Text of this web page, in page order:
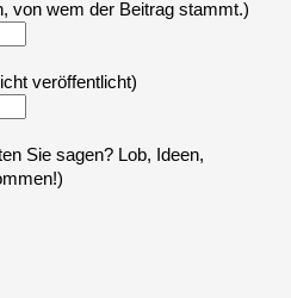
von wem der Beitrag stammt.)
veröffentlicht)
Sie sagen? Lob, Ideen,